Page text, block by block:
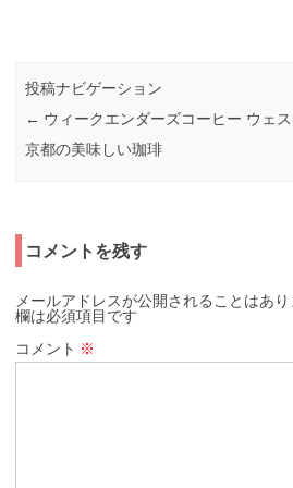
投稿ナビゲーション
← ウィークエンダーズコーヒー
京都の美味しい珈琲
ウェ
コメントを残す
メールアドレスが公開されることはあり
欄は必須項目です
コメント ※